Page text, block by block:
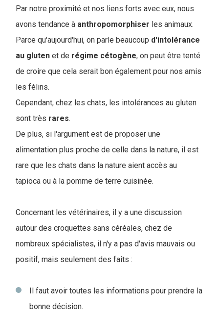
Par notre proximité et nos liens forts avec eux, nous
avons tendance à anthropomorphiser les animaux.
Parce qu'aujourd'hui, on parle beaucoup d'intolérance
au gluten et de régime cétogène, on peut être tenté
de croire que cela serait bon également pour nos amis
les félins.
Cependant, chez les chats, les intolérances au gluten
sont très rares.
De plus, si l'argument est de proposer une
alimentation plus proche de celle dans la nature, il est
rare que les chats dans la nature aient accès au
tapioca ou à la pomme de terre cuisinée.
Concernant les vétérinaires, il y a une discussion
autour des croquettes sans céréales, chez de
nombreux spécialistes, il n'y a pas d'avis mauvais ou
positif, mais seulement des faits :
Il faut avoir toutes les informations pour prendre la
bonne décision.